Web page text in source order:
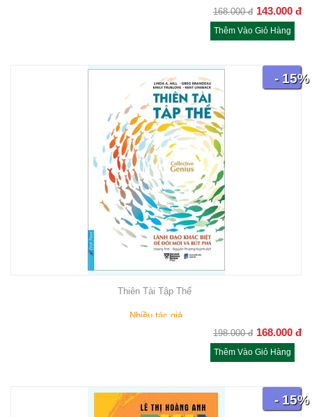
168.000 đ 143.000 đ
Thêm Vào Giỏ Hàng
- 15%
Thiên Tài Tập Thể
Nhiều tác giả
198.000 đ 168.000 đ
Thêm Vào Giỏ Hàng
- 15%